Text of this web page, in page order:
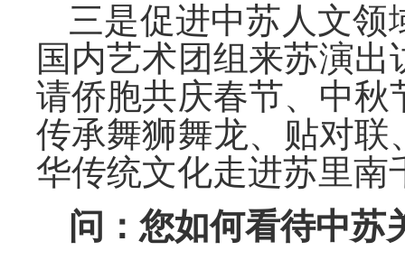
三是促进中苏人文领
国内艺术团组来苏演
请侨胞共庆春节、中
传承舞狮舞龙、贴对
华传统文化走进苏里南
问：您如何看待中苏